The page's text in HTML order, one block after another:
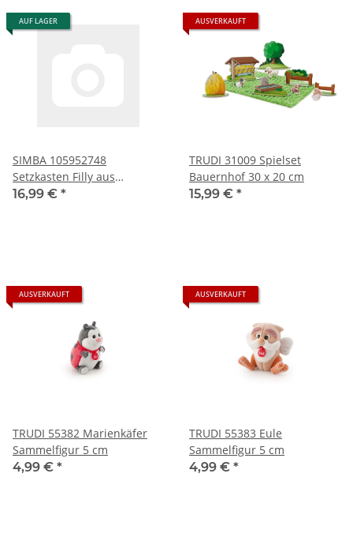
AUF LAGER
SIMBA 105952748
Setzkasten Filly aus
Kunststoff
16,99 € *
AUSVERKAUFT
TRUDI 31009 Spielset
Bauernhof 30 x 20 cm
15,99 € *
AUSVERKAUFT
TRUDI 55382 Marienkäfer
Sammelfigur 5 cm
4,99 € *
AUSVERKAUFT
TRUDI 55383 Eule
Sammelfigur 5 cm
4,99 € *